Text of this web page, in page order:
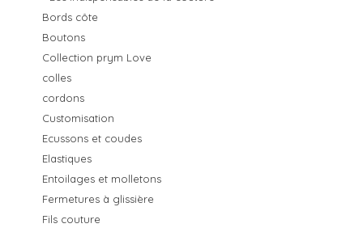
Bords côte
Boutons
Collection prym Love
colles
cordons
Customisation
Ecussons et coudes
Elastiques
Entoilages et molletons
Fermetures à glissière
Fils couture